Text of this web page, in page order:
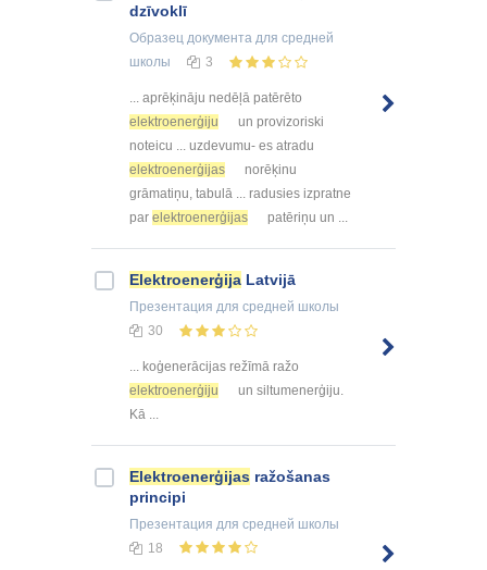
dzīvoklī
Образец документа для средней
школы
3
... aprēķināju nedēļā patērēto
elektroenerģiju
un provizoriski
noteicu ... uzdevumu- es atradu
elektroenerģijas
norēķinu
grāmatiņu, tabulā ... radusies izpratne
par elektroenerģijas patēriņu un ...
Elektroenerģija Latvijā
Презентация для средней школы
30
... koģenerācijas režīmā ražo
elektroenerģiju
un siltumenerģiju.
Kā ...
Elektroenerģijas ražošanas
principi
Презентация для средней школы
18